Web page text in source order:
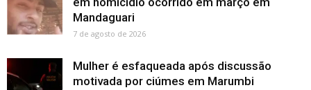
Mandaguari
7 de agosto de 2026
Mulher é esfaqueada após discussão
motivada por ciúmes em Marumbi